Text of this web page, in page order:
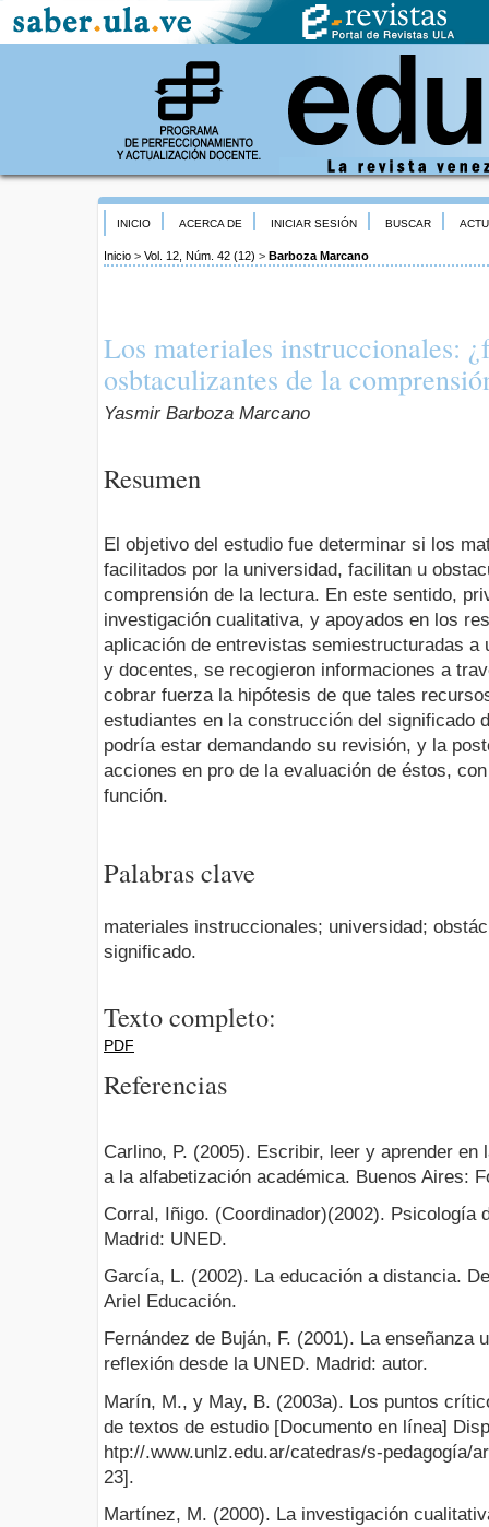
INICIO ACERCA DE INICIAR SESIÓN BUSCAR
Inicio > Vol. 12, Núm. 42 (12) > Barboza Marcano
Los materiales instruccionales:
osbtaculizantes de la
Yasmir Barboza Marcano
Resumen
El objetivo del estudio fue determinar si los
facilitados por la universidad, facilitan u
comprensión de la lectura. En este sentido,
investigación cualitativa, y apoyados en los
aplicación de entrevistas semiestructuradas a
y docentes, se recogieron informaciones a
cobrar fuerza la hipótesis de que tales
estudiantes en la construcción del significado
podría estar demandando su revisión, y la
acciones en pro de la evaluación de éstos,
función.
Palabras clave
materiales instruccionales; universidad;
significado.
Texto completo:
PDF
Referencias
Carlino, P. (2005). Escribir, leer y aprender en
a la alfabetización académica. Buenos Aires:
Corral, Iñigo. (Coordinador)(2002). Psicología
Madrid: UNED.
García, L. (2002). La educación a distancia.
Ariel Educación.
Fernández de Buján, F. (2001). La enseñanza
reflexión desde la UNED. Madrid: autor.
Marín, M., y May, B. (2003a). Los puntos
de textos de estudio [Documento en línea]
htp://.www.unlz.edu.ar/catedras/s-pedagogía/
23].
Martínez, M. (2000). La investigación